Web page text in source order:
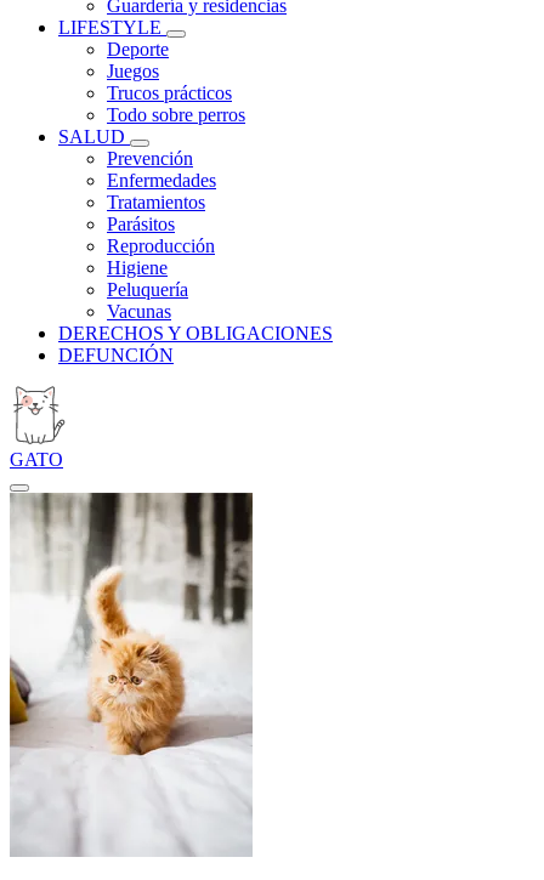
Guardería y residencias
LIFESTYLE
Deporte
Juegos
Trucos prácticos
Todo sobre perros
SALUD
Prevención
Enfermedades
Tratamientos
Parásitos
Reproducción
Higiene
Peluquería
Vacunas
DERECHOS Y OBLIGACIONES
DEFUNCIÓN
GATO